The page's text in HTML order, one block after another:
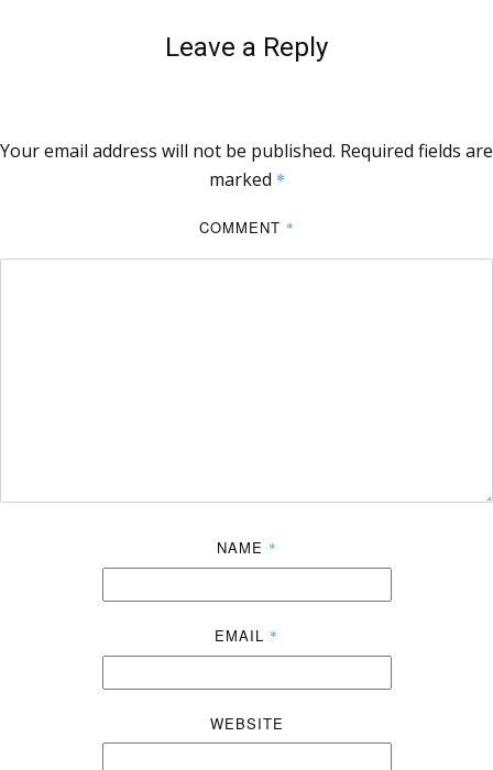
Leave a Reply
Your email address will not be published. Required fields are
marked *
COMMENT *
NAME *
EMAIL *
WEBSITE